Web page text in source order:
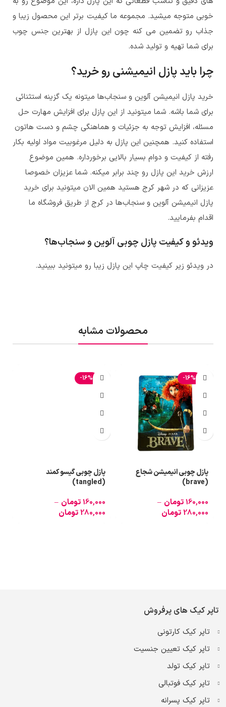
خوبی متوجه میشید. مجموعه ما کیفیت برتر این محصول زیبا و
جذاب رو تضمین می کنه چون این پازل از بهترین جنس چوب
برای شما تهیه و تولید شده.
چرا باید پازل انیمیشنی رو خرید؟
خرید پازل انیمیشن آلوین و سنجاب‌ها میتونه یک گزینه استثنائی
برای شما باشه. شما میتونید از این پازل برای افزایش مهارت حل
مسئله، افزایش توجه به جزئیات و هماهنگی چشم و دست هاتون
استفاده کنید. همچنین این پازل به دلیل مرغوبیت مواد اولیه بکار
رفته از کیفیت و دوام بسیار بالایی برخورداره. همین موضوع
ارزش خرید این پازل رو چند برابر میکنه. شما عزیزان خصوصا
عزیزانی که در شهر کرج هستید همین الان میتونید برای خرید
پازل انیمیشن آلوین و سنجاب‌ها در کرج از طریق فروشگاه ما
اقدام بفرمایید.
ویدئو و کیفیت پازل چوبی آلوین و سنجاب‌ها؟
در ویدئو زیر کیفیت چاپ این پازل زیبا رو میتونید ببینید.
محصولات مشابه
-16%
پازل چوبی انیمیشن شجاع
(brave)
160,000تومان –
280,000تومان
-16%
پازل چوبی گیسو کمند
(tangled)
160,000تومان –
280,000تومان
تاپر کیک های پرفروش
تاپر کیک کارتونی
تاپر کیک تعیین جنسیت
تاپر کیک تولد
تاپر کیک فوتبالی
تاپر کیک پسرانه